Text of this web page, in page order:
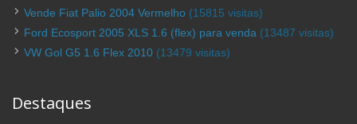
Vende Fiat Palio 2004 Vermelho (15815 visitas)
Ford Ecosport 2005 XLS 1.6 (flex) para venda (13487 visitas)
VW Gol G5 1.6 Flex 2010 (13479 visitas)
Destaques